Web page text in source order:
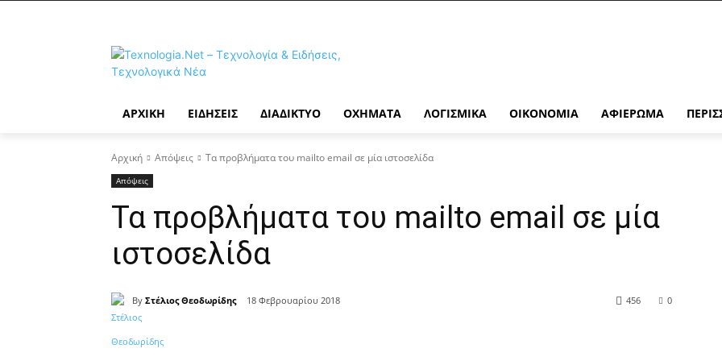
ΑΡΧΙΚΉ ΕΙΔΉΣΕΙΣ ΔΙΑΔΊΚΤΥΟ ΟΧΉΜΑΤΑ ΛΟΓΙΣΜΙΚΆ ΟΙΚΟΝΟΜΊΑ ΑΦΙΈΡΩΜΑ
Αρχική Απόψεις Τα προβλήματα του mailto email σε μία ιστοσελίδα
Απόψεις
Τα προβλήματα του mailto email σε μία
ιστοσελίδα
By Στέλιος Θεοδωρίδης 18 Φεβρουαρίου 2018 0
456
Κοινοποίηση